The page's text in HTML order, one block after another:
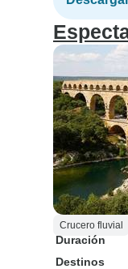
Crucero fluvial
Duración
Destinos